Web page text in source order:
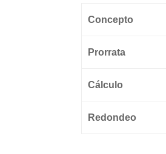
Concepto
Prorrata
Cálculo
Redondeo